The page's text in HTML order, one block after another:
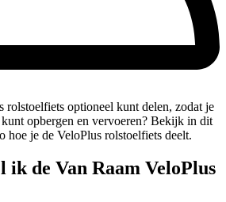
rolstoelfiets optioneel kunt delen, zodat je
opbergen en vervoeren? Bekijk in dit
hoe je de VeloPlus rolstoelfiets deelt.
ik de Van Raam VeloPlus